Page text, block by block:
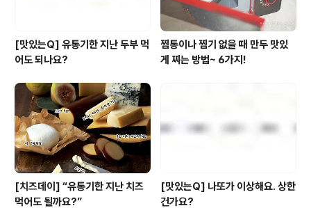
[맛있는Q] 유통기한 지난 두부 먹
어도 되나요?
찜통이나 찜기 없을 때 만두 맛있
게 찌는 방법~ 6가지!
[치즈데이] “유통기한 지난 치즈
먹어도 될까요?”
[맛있는Q] 나또가 이상해요. 상한
건가요?